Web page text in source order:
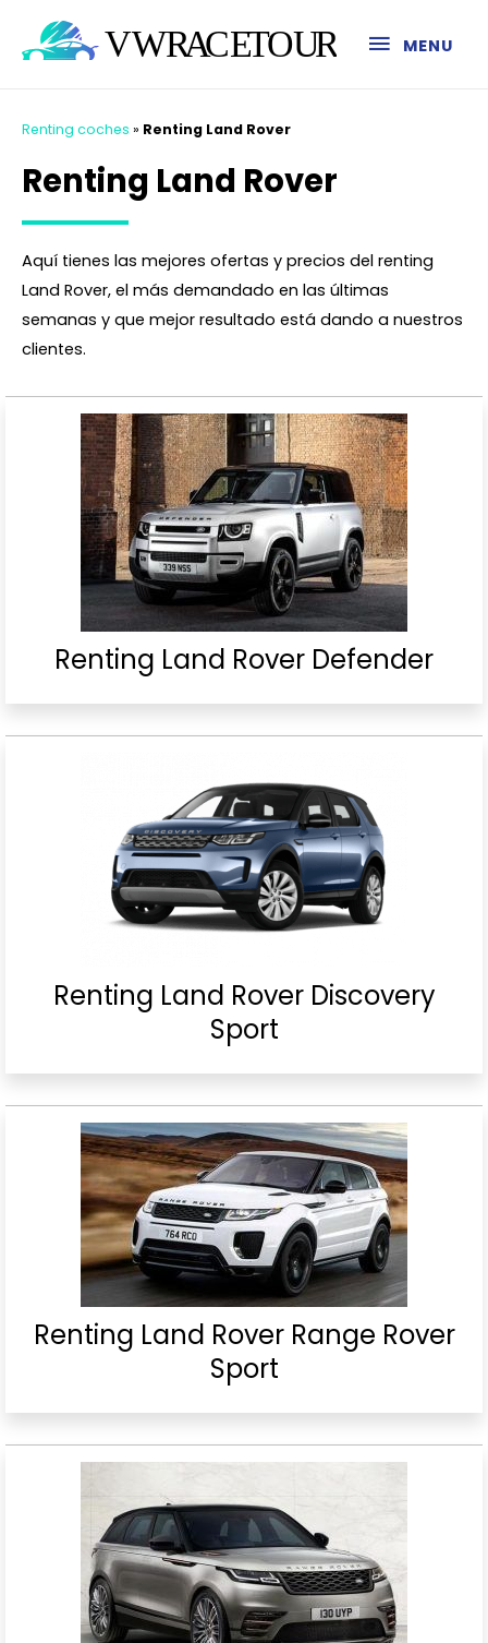
MENU
Renting coches » Renting Land Rover
Renting Land Rover
Aquí tienes las mejores ofertas y precios del renting
Land Rover, el más demandado en las últimas
semanas y que mejor resultado está dando a nuestros
clientes.
Renting Land Rover Defender
Renting Land Rover Discovery
Sport
Renting Land Rover Range Rover
Sport